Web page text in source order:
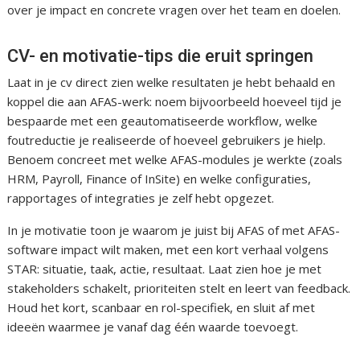
over je impact en concrete vragen over het team en doelen.
CV- en motivatie-tips die eruit springen
Laat in je cv direct zien welke resultaten je hebt behaald en
koppel die aan AFAS-werk: noem bijvoorbeeld hoeveel tijd je
bespaarde met een geautomatiseerde workflow, welke
foutreductie je realiseerde of hoeveel gebruikers je hielp.
Benoem concreet met welke AFAS-modules je werkte (zoals
HRM, Payroll, Finance of InSite) en welke configuraties,
rapportages of integraties je zelf hebt opgezet.
In je motivatie toon je waarom je juist bij AFAS of met AFAS-
software impact wilt maken, met een kort verhaal volgens
STAR: situatie, taak, actie, resultaat. Laat zien hoe je met
stakeholders schakelt, prioriteiten stelt en leert van feedback.
Houd het kort, scanbaar en rol-specifiek, en sluit af met
ideeën waarmee je vanaf dag één waarde toevoegt.